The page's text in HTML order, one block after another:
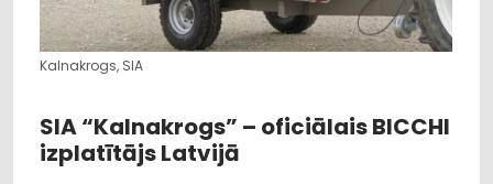
Kalnakrogs, SIA
SIA “Kalnakrogs” – oficiālais BICCHI
izplatītājs Latvijā